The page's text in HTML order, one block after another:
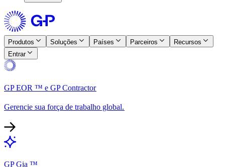
Produtos​​ Soluções​​ Países​​ Parceiros​​
Recursos​​
Entrar​​
GP EOR ™ e GP Contractor​​
Gerencie sua força de trabalho global.​​
GP Gia ™​​